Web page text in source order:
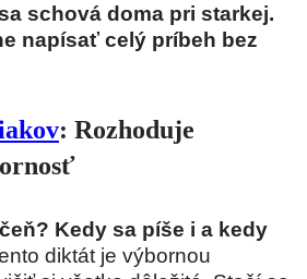
schová doma pri starkej.
napísať celý príbeh bez
: Rozhoduje
Kedy sa píše i a kedy
diktát je výbornou